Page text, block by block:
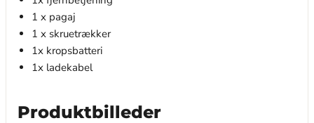
1 x pagaj
1 x skruetrækker
1x kropsbatteri
1x ladekabel
Produktbilleder